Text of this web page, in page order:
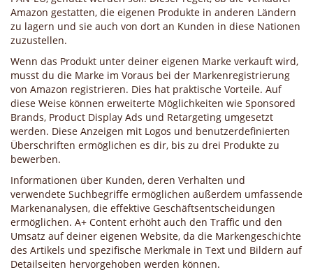
Amazon gestatten, die eigenen Produkte in anderen Ländern
zu lagern und sie auch von dort an Kunden in diese Nationen
zuzustellen.
Wenn das Produkt unter deiner eigenen Marke verkauft wird,
musst du die Marke im Voraus bei der Markenregistrierung
von Amazon registrieren. Dies hat praktische Vorteile. Auf
diese Weise können erweiterte Möglichkeiten wie Sponsored
Brands, Product Display Ads und Retargeting umgesetzt
werden. Diese Anzeigen mit Logos und benutzerdefinierten
Überschriften ermöglichen es dir, bis zu drei Produkte zu
bewerben.
Informationen über Kunden, deren Verhalten und
verwendete Suchbegriffe ermöglichen außerdem umfassende
Markenanalysen, die effektive Geschäftsentscheidungen
ermöglichen. A+ Content erhöht auch den Traffic und den
Umsatz auf deiner eigenen Website, da die Markengeschichte
des Artikels und spezifische Merkmale in Text und Bildern auf
Detailseiten hervorgehoben werden können.